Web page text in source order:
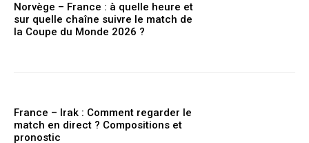
Norvège – France : à quelle heure et
sur quelle chaîne suivre le match de
la Coupe du Monde 2026 ?
France – Irak : Comment regarder le
match en direct ? Compositions et
pronostic